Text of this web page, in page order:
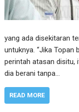
yang ada disekitaran
untuknya. “Jika Topan
perintah atasan disitu,
dia berani tanpa…
READ MORE